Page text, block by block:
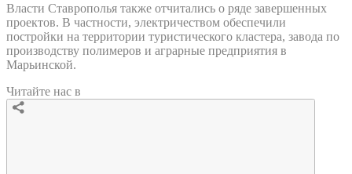
Власти Ставрополья также отчитались о ряде завершенных
проектов. В частности, электричеством обеспечили
постройки на территории туристического кластера, завода по
производству полимеров и аграрные предприятия в
Марьинской.
Читайте нас в